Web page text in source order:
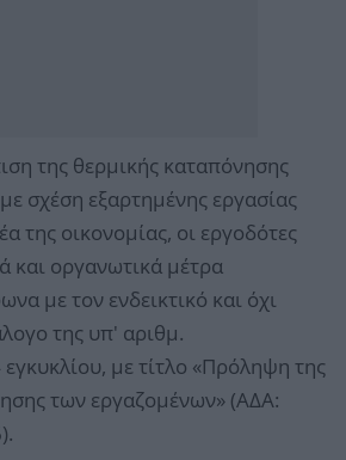
της θερμικής καταπόνησης
σχέση εξαρτημένης εργασίας
της οικονομίας, οι εργοδότες
και οργανωτικά μέτρα
με τον ενδεικτικό και όχι
της υπ' αριθμ.
με τίτλο «Πρόληψη της
των εργαζομένων» (ΑΔΑ: